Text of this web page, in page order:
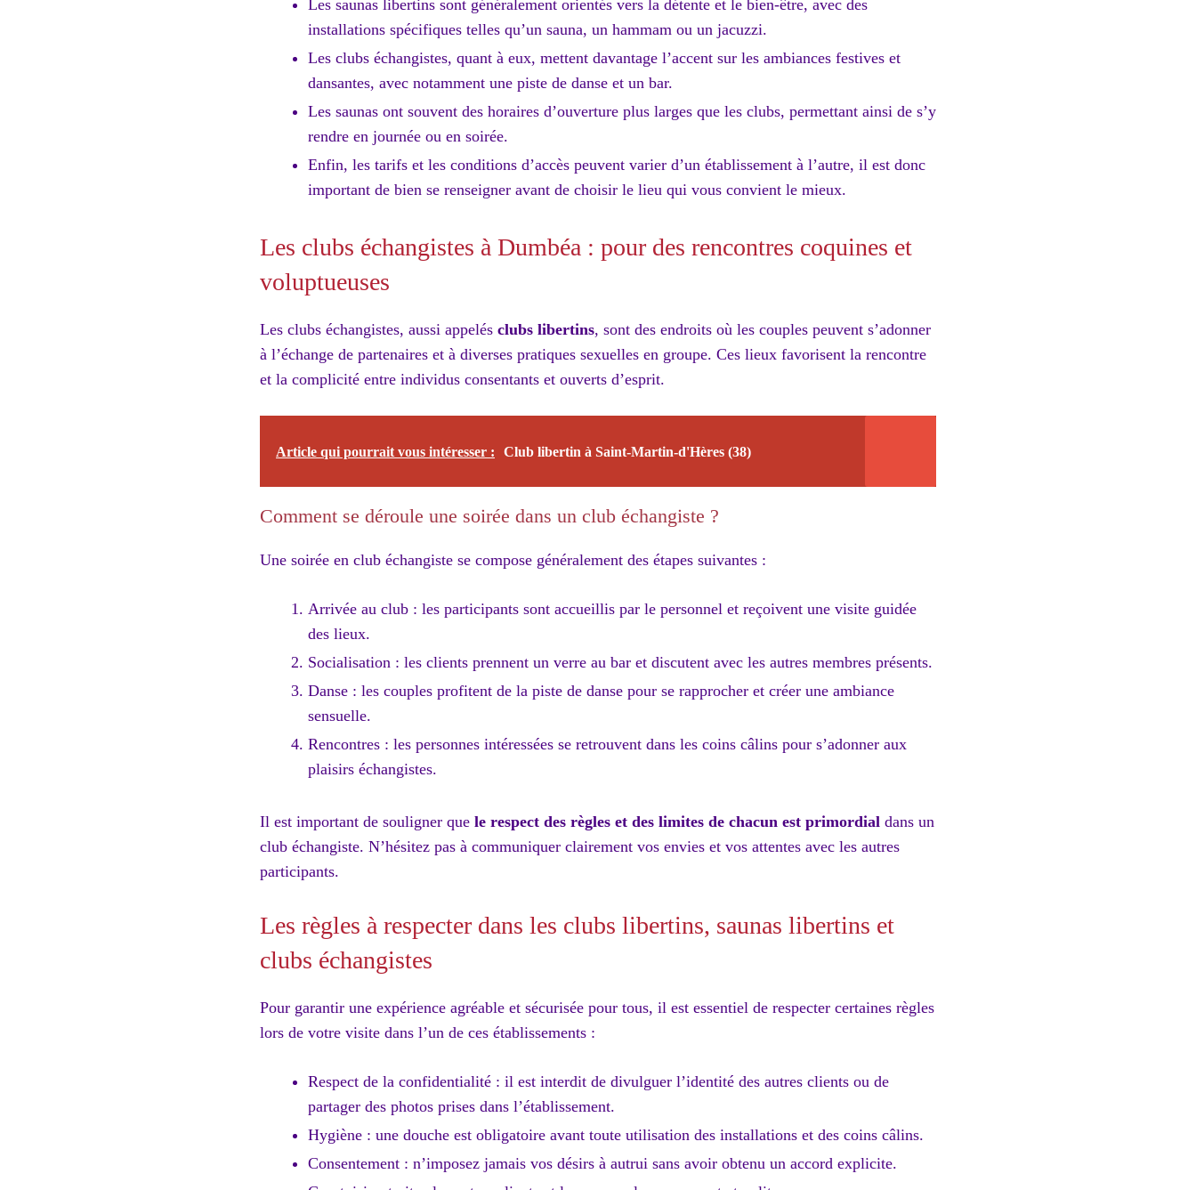
Les saunas libertins sont généralement orientés vers la détente et le bien-être, avec des
installations spécifiques telles qu’un sauna, un hammam ou un jacuzzi.
Les clubs échangistes, quant à eux, mettent davantage l’accent sur les ambiances festives et
dansantes, avec notamment une piste de danse et un bar.
Les saunas ont souvent des horaires d’ouverture plus larges que les clubs, permettant ainsi de s’y
rendre en journée ou en soirée.
Enfin, les tarifs et les conditions d’accès peuvent varier d’un établissement à l’autre, il est donc
important de bien se renseigner avant de choisir le lieu qui vous convient le mieux.
Les clubs échangistes à Dumbéa : pour des rencontres coquines et
voluptueuses
Les clubs échangistes, aussi appelés clubs libertins, sont des endroits où les couples peuvent s’adonner
à l’échange de partenaires et à diverses pratiques sexuelles en groupe. Ces lieux favorisent la rencontre
et la complicité entre individus consentants et ouverts d’esprit.
Article qui pourrait vous intéresser : Club libertin à Saint-Martin-d'Hères (38)
Comment se déroule une soirée dans un club échangiste ?
Une soirée en club échangiste se compose généralement des étapes suivantes :
Arrivée au club : les participants sont accueillis par le personnel et reçoivent une visite guidée
des lieux.
Socialisation : les clients prennent un verre au bar et discutent avec les autres membres présents.
Danse : les couples profitent de la piste de danse pour se rapprocher et créer une ambiance
sensuelle.
Rencontres : les personnes intéressées se retrouvent dans les coins câlins pour s’adonner aux
plaisirs échangistes.
Il est important de souligner que le respect des règles et des limites de chacun est primordial dans un
club échangiste. N’hésitez pas à communiquer clairement vos envies et vos attentes avec les autres
participants.
Les règles à respecter dans les clubs libertins, saunas libertins et
clubs échangistes
Pour garantir une expérience agréable et sécurisée pour tous, il est essentiel de respecter certaines règles
lors de votre visite dans l’un de ces établissements :
Respect de la confidentialité : il est interdit de divulguer l’identité des autres clients ou de
partager des photos prises dans l’établissement.
Hygiène : une douche est obligatoire avant toute utilisation des installations et des coins câlins.
Consentement : n’imposez jamais vos désirs à autrui sans avoir obtenu un accord explicite.